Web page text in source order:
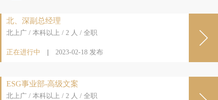
北、深副总经理
北上广 / 本科以上 / 2 人 / 全职
正在进行中 2023-02-18 发布
ESG事业部-高级文案
北上广 / 本科以上 / 2 人 / 全职